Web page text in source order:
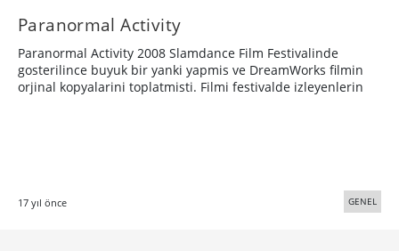
Paranormal Activity
Paranormal Activity 2008 Slamdance Film Festivalinde
gosterilince buyuk bir yanki yapmis ve DreamWorks filmin
orjinal kopyalarini toplatmisti. Filmi festivalde izleyenlerin
17 yıl önce GENEL